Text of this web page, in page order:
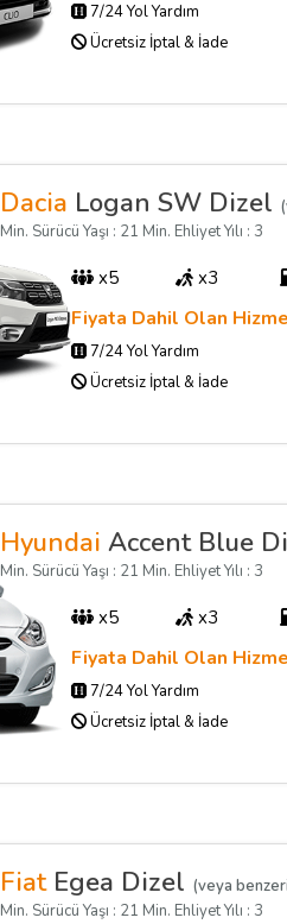
7/24 Yol Yardım
Ücretsiz İptal & İade
Dacia Logan SW Dizel
Min. Sürücü Yaşı : 21 Min. Ehliyet Yılı : 3
x5 x3
Fiyata Dahil Olan
7/24 Yol Yardım
Ücretsiz İptal & İade
Hyundai Accent Blue
Min. Sürücü Yaşı : 21 Min. Ehliyet Yılı : 3
x5 x3
Fiyata Dahil Olan
7/24 Yol Yardım
Ücretsiz İptal & İade
FiatEgea Dizel (veya
Min. Sürücü Yaşı : 21 Min. Ehliyet Yılı : 3